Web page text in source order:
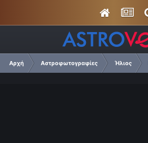
Αρχή Αστροφωτογραφίες Ήλιος